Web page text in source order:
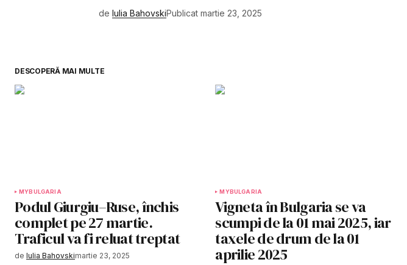
de Iulia BahovskiPublicat martie 23, 2025
DESCOPERĂ MAI MULTE
MYBULGARIA
Podul Giurgiu–Ruse, închis
complet pe 27 martie.
Traficul va fi reluat treptat
de Iulia Bahovskimartie 23, 2025
MYBULGARIA
Vigneta în Bulgaria se va
scumpi de la 01 mai 2025, iar
taxele de drum de la 01
aprilie 2025